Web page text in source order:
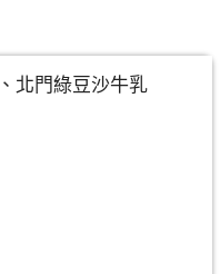
北門綠豆沙牛乳